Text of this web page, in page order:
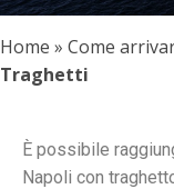
Home » Come
Traghetti
È possibile
Napoli con